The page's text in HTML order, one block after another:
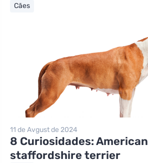
Cães
11 de Avgust de 2024
8 Curiosidades: American
staffordshire terrier